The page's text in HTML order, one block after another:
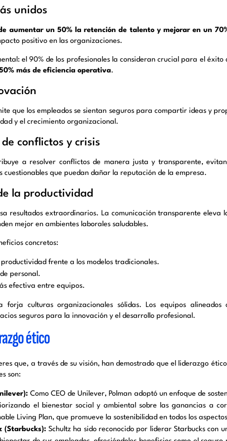
unidos
aumentar un 50% la retención de talento y mejorar en un
positivo en las organizaciones.
el 90% de los profesionales la consideran crucial para el éxito
más de eficiencia operativa.
que los empleados se sientan seguros para compartir ideas y
y el crecimiento organizacional.
de conflictos y crisis
a resolver conflictos de manera justa y transparente,
cuestionables que puedan dañar la reputación de la empresa.
la productividad
resultados extraordinarios. La comunicación transparente eleva
mejor en ambientes laborales saludables.
concretos:
frente a los modelos tradicionales.
personal.
efectiva entre equipos.
forja culturas organizacionales sólidas. Los equipos alineados
seguros para la innovación y el desarrollo profesional.
ético
que, a través de su visión, han demostrado que el liderazgo
son:
Como CEO de Unilever, Polman adoptó un enfoque de
el bienestar social y ambiental sobre las ganancias a
Living Plan, que promueve la sostenibilidad en todos los
(Starbucks): Schultz ha sido reconocido por liderar Starbucks con